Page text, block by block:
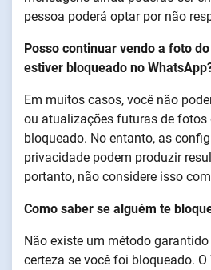
pessoa poderá optar por não
Posso continuar vendo a foto
estiver bloqueado no
Em muitos casos, você não
ou atualizações futuras de fotos
bloqueado. No entanto, as
privacidade podem produzir
portanto, não considere isso
Como saber se alguém te
Não existe um método
certeza se você foi bloqueado.